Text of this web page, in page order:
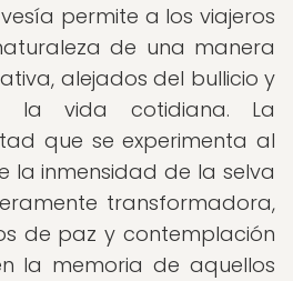
permite a los viajeros
de una manera
alejados del bullicio y
la vida cotidiana. La
que se experimenta al
la inmensidad de la selva
transformadora,
de paz y contemplación
la memoria de aquellos